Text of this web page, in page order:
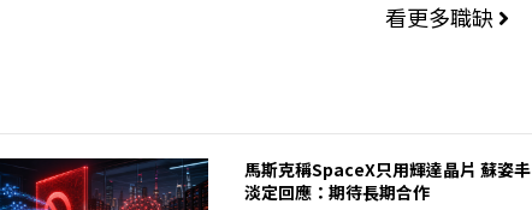
看更多職缺
馬斯克稱SpaceX只用輝達晶片 蘇姿丰
淡定回應：期待長期合作